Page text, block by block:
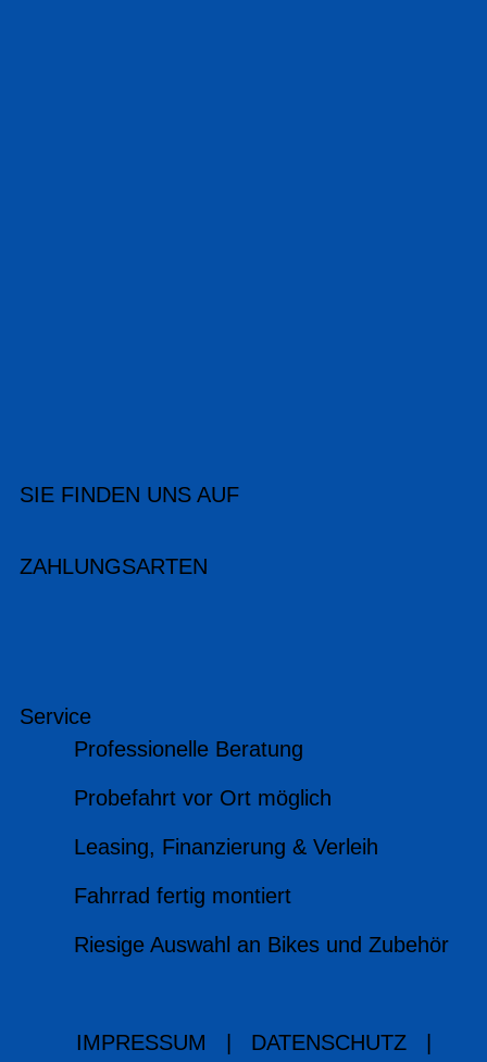
SIE FINDEN UNS AUF
ZAHLUNGSARTEN
Service
Professionelle Beratung
Probefahrt vor Ort möglich
Leasing, Finanzierung & Verleih
Fahrrad fertig montiert
Riesige Auswahl an Bikes und Zubehör
IMPRESSUM DATENSCHUTZ